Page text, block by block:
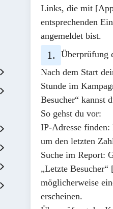
Links, die mit
entsprechenden
angemeldet bist.
Überprüfung
Nach dem Start
Stunde im
Besucher“ kannst
So gehst du vor:
IP-Adresse finden:
um den letzten
Suche im Report:
„Letzte Besucher“
möglicherweise
erscheinen.